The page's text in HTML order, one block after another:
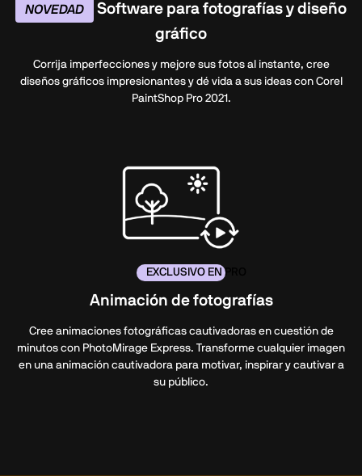
NOVEDAD
Software para fotografías y diseño
gráfico
Corrija imperfecciones y mejore sus fotos al instante, cree
diseños gráficos impresionantes y dé vida a sus ideas con Corel
PaintShop Pro 2021.
EXCLUSIVO EN PRO
Animación de fotografías
Cree animaciones fotográficas cautivadoras en cuestión de
minutos con PhotoMirage Express. Transforme cualquier imagen
en una animación cautivadora para motivar, inspirar y cautivar a
su público.